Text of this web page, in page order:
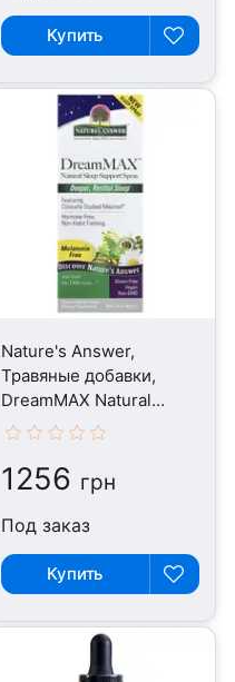
Купить
Nature's Answer,
Травяные добавки,
DreamMAX Natural
Herbal, 60 мл
1256 грн
Под заказ
Купить